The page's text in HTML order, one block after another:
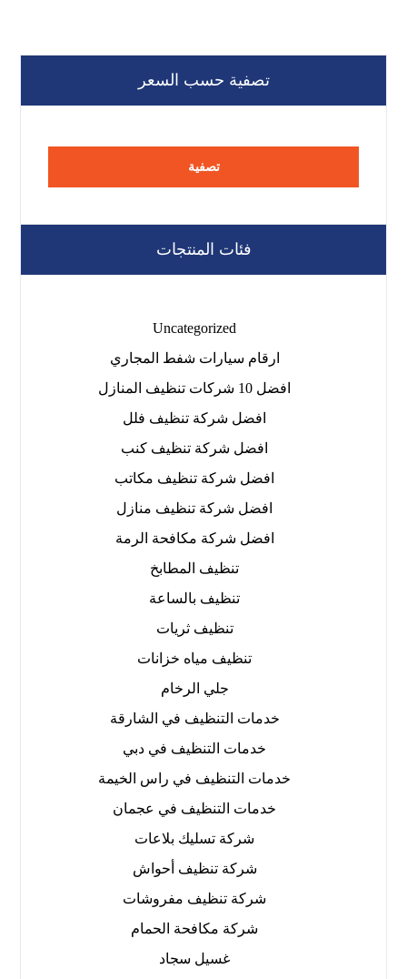
تصفية حسب السعر
تصفية
فئات المنتجات
Uncategorized
ارقام سيارات شفط المجاري
افضل 10 شركات تنظيف المنازل
افضل شركة تنظيف فلل
افضل شركة تنظيف كنب
افضل شركة تنظيف مكاتب
افضل شركة تنظيف منازل
افضل شركة مكافحة الرمة
تنظيف المطابخ
تنظيف بالساعة
تنظيف ثريات
تنظيف مياه خزانات
جلي الرخام
خدمات التنظيف في الشارقة
خدمات التنظيف في دبي
خدمات التنظيف في راس الخيمة
خدمات التنظيف في عجمان
شركة تسليك بلاعات
شركة تنظيف أحواش
شركة تنظيف مفروشات
شركة مكافحة الحمام
غسيل سجاد